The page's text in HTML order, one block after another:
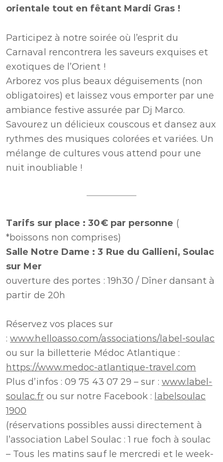
orientale tout en fêtant Mardi Gras !
Participez à notre soirée où l’esprit du
Carnaval rencontrera les saveurs exquises et
exotiques de l’Orient !
Arborez vos plus beaux déguisements (non
obligatoires) et laissez vous emporter par une
ambiance festive assurée par Dj Marco.
Savourez un délicieux couscous et dansez aux
rythmes des musiques colorées et variées. Un
mélange de cultures vous attend pour une
nuit inoubliable !
Tarifs sur place : 30€ par personne (
*boissons non comprises)
Salle Notre Dame : 3 Rue du Gallieni, Soulac
sur Mer
ouverture des portes : 19h30 / Dîner dansant à
partir de 20h
Réservez vos places sur
:www.helloasso.com/associations/label-soulac
ou sur la billetterie Médoc Atlantique :
https://www.medoc-atlantique-travel.com
Plus d’infos : 09 75 43 07 29 – sur : www.label-
soulac.frou sur notre Facebook : labelsoulac
1900
(réservations possibles aussi directement à
l’association Label Soulac : 1 rue foch à soulac
– Tous les matins sauf le mercredi et le week-